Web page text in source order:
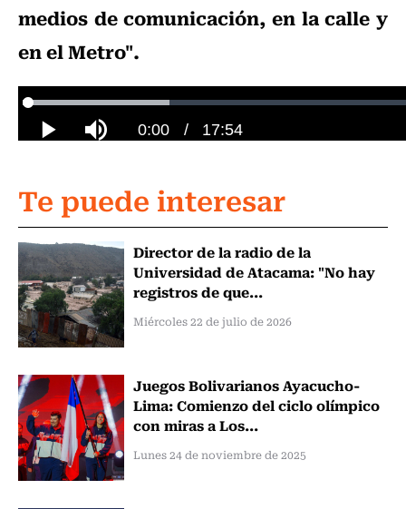
medios de comunicación, en la calle y
en el Metro".
Te puede interesar
Director de la radio de la
Universidad de Atacama: "No hay
registros de que...
Miércoles 22 de julio de 2026
Juegos Bolivarianos Ayacucho-
Lima: Comienzo del ciclo olímpico
con miras a Los...
Lunes 24 de noviembre de 2025